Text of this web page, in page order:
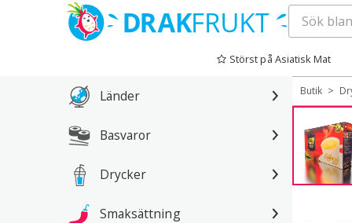
Hoppa
Störst på Asiatisk Mat
Länder
Basvaror
Drycker
Smaksättning
Butik >